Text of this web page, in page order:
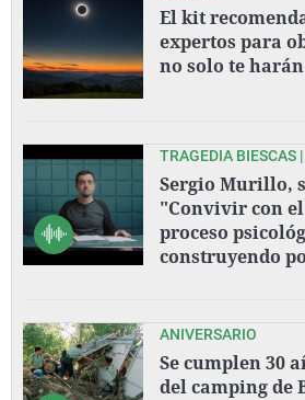
El kit
expertos para
no solo te
TRAGEDIA BIESCAS
Sergio Murillo,
"Convivir con
proceso
construyendo
ANIVERSARIO
Se cumplen 30
del camping de